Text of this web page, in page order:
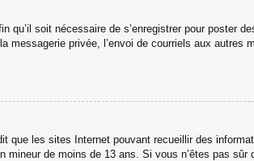
soit nécessaire de s’enregistrer pour poster
privée, l’envoi de courriels aux autres
que les sites Internet pouvant recueillir des
de moins de 13 ans. Si vous n’êtes pas